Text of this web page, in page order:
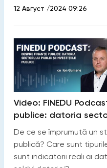
12 Август /2024 09:26
Video: FINEDU
publice: datoria
De ce se împrumută un
publică? Care sunt
sunt indicatorii reali ai